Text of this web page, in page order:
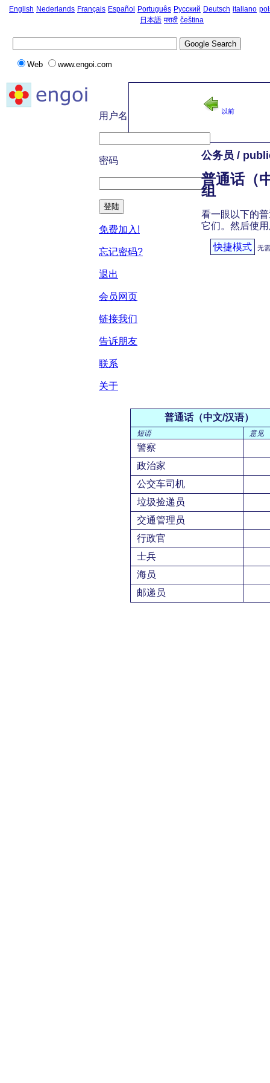
English Nederlands Français Español Português Русский Deutsch italiano
日本語 मराठी čeština
Web www.engoi.com
用户名
密码
登陆
免费加入!
忘记密码?
退出
会员网页
链接我们
告诉朋友
联系
关于
以前
公务员 /
普通话（
组
看一眼以下的
它们。然后使
快捷模式 无
普通话（中文/汉语）
短语 意见
警察
政治家
公交车司机
垃圾捡递员
交通管理员
行政官
士兵
海员
邮递员